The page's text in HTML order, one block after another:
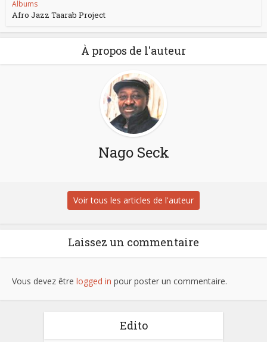
Albums
Afro Jazz Taarab Project
À propos de l'auteur
Nago Seck
Voir tous les articles de l'auteur
Laissez un commentaire
Vous devez être logged in pour poster un commentaire.
Edito